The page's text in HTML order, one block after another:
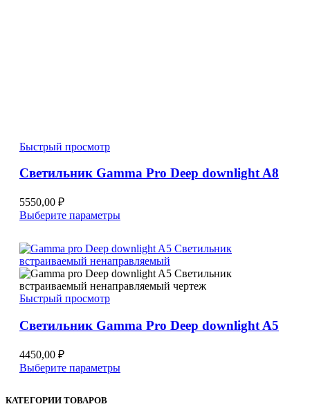
Быстрый просмотр
Светильник Gamma Pro Deep downlight A8
5550,00 ₽
Выберите параметрыЭтот
несколько
вариаций.
Опции
можно
странице
Быстрый просмотр
Светильник Gamma Pro Deep downlight A5
4450,00 ₽
Выберите параметрыЭтот
КАТЕГОРИИ ТОВАРОВ